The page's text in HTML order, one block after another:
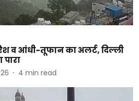
व आंधी-तूफान का अलर्ट, दिल्ली
4 min read